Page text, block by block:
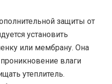
защиты от
установить
или мембрану. Она
влаги
утеплитель.